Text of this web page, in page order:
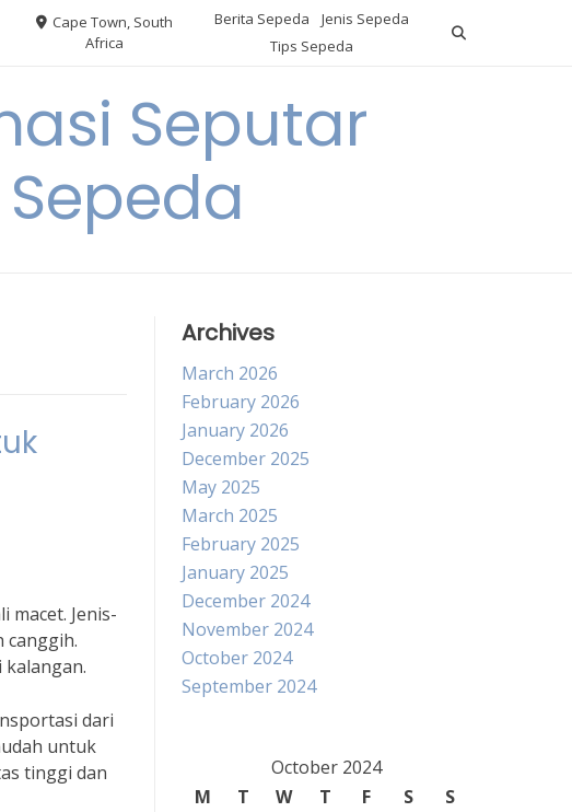
Cape Town, South
Africa
Berita Sepeda
Jenis Sepeda
Tips Sepeda
Seputar
Jenis-
canggih.
dari
untuk
tinggi dan
Archives
March 2026
February 2026
January 2026
December 2025
May 2025
March 2025
February 2025
January 2025
December 2024
November 2024
October 2024
September 2024
October 2024
M
T W T F S
S